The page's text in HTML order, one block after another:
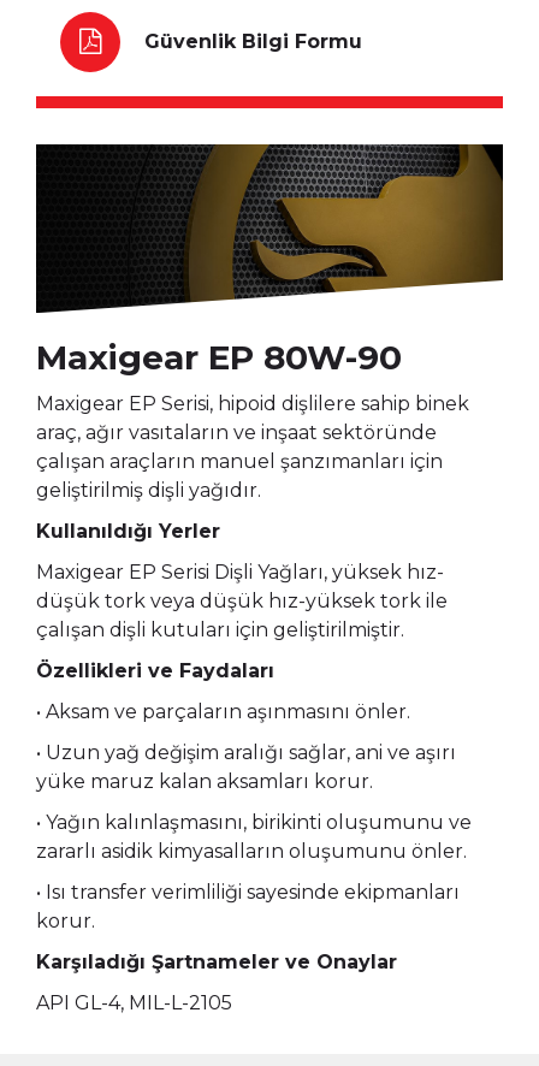
Güvenlik Bilgi Formu
Maxigear EP 80W-90
Maxigear EP Serisi, hipoid dişlilere sahip binek
araç, ağır vasıtaların ve inşaat sektöründe
çalışan araçların manuel şanzımanları için
geliştirilmiş dişli yağıdır.
Kullanıldığı Yerler
Maxigear EP Serisi Dişli Yağları, yüksek hız-
düşük tork veya düşük hız-yüksek tork ile
çalışan dişli kutuları için geliştirilmiştir.
Özellikleri ve Faydaları
• Aksam ve parçaların aşınmasını önler.
• Uzun yağ değişim aralığı sağlar, ani ve aşırı
yüke maruz kalan aksamları korur.
• Yağın kalınlaşmasını, birikinti oluşumunu ve
zararlı asidik kimyasalların oluşumunu önler.
• Isı transfer verimliliği sayesinde ekipmanları
korur.
Karşıladığı Şartnameler ve Onaylar
API GL-4, MIL-L-2105